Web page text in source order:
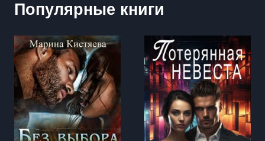
Популярные книги